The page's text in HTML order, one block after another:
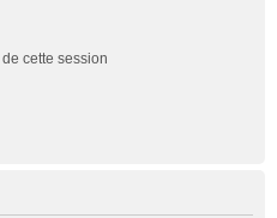
cette session